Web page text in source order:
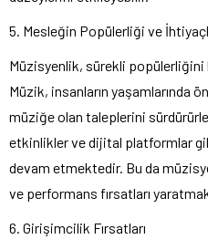
5. Mesleğin Popülerliği ve
Müzisyenlik, sürekli popülerliğini
Müzik, insanların yaşamlarında
müziğe olan taleplerini
etkinlikler ve dijital platformlar
devam etmektedir. Bu da
ve performans fırsatları
6. Girişimcilik Fırsatları